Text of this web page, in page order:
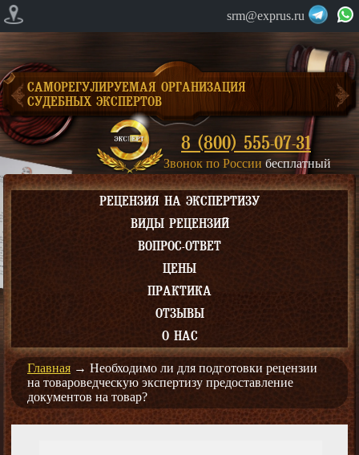
srm@exprus.ru
САМОРЕГУЛИРУЕМАЯ ОРГАНИЗАЦИЯ
СУДЕБНЫХ ЭКСПЕРТОВ
8 (800) 555-07-31
Звонок по России бесплатный
РЕЦЕНЗИЯ НА ЭКСПЕРТИЗУ
ВИДЫ РЕЦЕНЗИЙ
ВОПРОС-ОТВЕТ
ЦЕНЫ
ПРАКТИКА
ОТЗЫВЫ
О НАС
Главная → Необходимо ли для подготовки рецензии
на товароведческую экспертизу предоставление
документов на товар?